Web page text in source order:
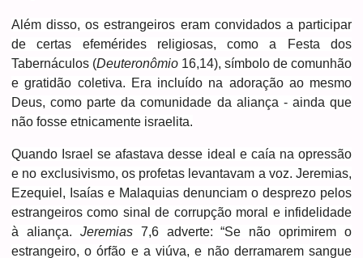
Além disso, os estrangeiros eram convidados a participar
de certas efemérides religiosas, como a Festa dos
Tabernáculos (Deuteronômio 16,14), símbolo de comunhão
e gratidão coletiva. Era incluído na adoração ao mesmo
Deus, como parte da comunidade da aliança - ainda que
não fosse etnicamente israelita.
Quando Israel se afastava desse ideal e caía na opressão
e no exclusivismo, os profetas levantavam a voz. Jeremias,
Ezequiel, Isaías e Malaquias denunciam o desprezo pelos
estrangeiros como sinal de corrupção moral e infidelidade
à aliança. Jeremias 7,6 adverte: “Se não oprimirem o
estrangeiro, o órfão e a viúva, e não derramarem sangue